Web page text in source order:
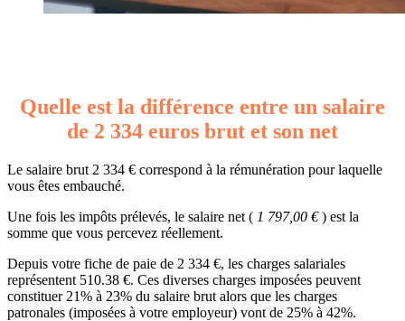
Quelle est la différence entre un salaire
de 2 334 euros brut et son net
Le salaire brut 2 334 € correspond à la rémunération pour laquelle
vous êtes embauché.
Une fois les impôts prélevés, le salaire net ( 1 797,00 €) est la
somme que vous percevez réellement.
Depuis votre fiche de paie de 2 334 €, les charges salariales
représentent 510.38 €. Ces diverses charges imposées peuvent
constituer 21% à 23% du salaire brut alors que les charges
patronales (imposées à votre employeur) vont de 25% à 42%.